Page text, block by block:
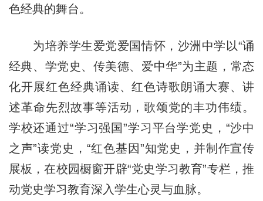
色经典的舞台。
为培养学生爱党爱国情怀，沙洲中学以“诵
经典、学党史、传美德、爱中华”为主题，常态
化开展红色经典诵读、红色诗歌朗诵大赛、讲
述革命先烈故事等活动，歌颂党的丰功伟绩。
学校还通过“学习强国”学习平台学党史，“沙中
之声”读党史，“红色基因”知党史，并制作宣传
展板，在校园橱窗开辟“党史学习教育”专栏，推
动党史学习教育深入学生心灵与血脉。